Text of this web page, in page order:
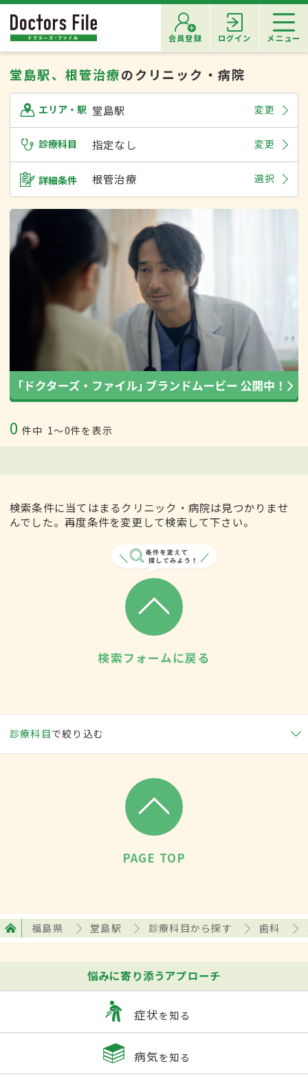
会員登録 ログイン メニュー
堂島駅、根管治療のクリニック・病院
エリア・駅 堂島駅 変更
診療科目 指定なし 変更
詳細条件 根管治療 選択
0 件中 1〜0件を表示
検索条件に当てはまるクリニック・病院は見つかりませ
んでした。再度条件を変更して検索して下さい。
検索フォームに戻る
診療科目で絞り込む
PAGE TOP
福島県 堂島駅 診療科目から探す 歯科
悩みに寄り添うアプローチ
症状を知る
病気を知る